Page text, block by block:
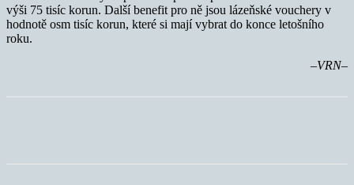
výši 75 tisíc korun. Další benefit pro ně jsou lázeňské vouchery v
hodnotě osm tisíc korun, které si mají vybrat do konce letošního
roku.
–VRN–